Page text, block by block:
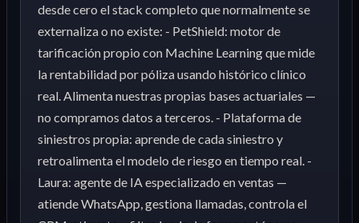
desde cero el stack completo que normalmente se
externaliza o no existe: - PetShield: motor de
tarificación propio con Machine Learning que mide
la rentabilidad por póliza usando histórico clínico
real. Alimenta nuestras propias bases actuariales —
no compramos datos a terceros. - Plataforma de
siniestros propia: aprende de cada siniestro y
retroalimenta el modelo de riesgo en tiempo real. -
Laura: agente de IA especializado en ventas —
atiende WhatsApp, gestiona llamadas, controla el